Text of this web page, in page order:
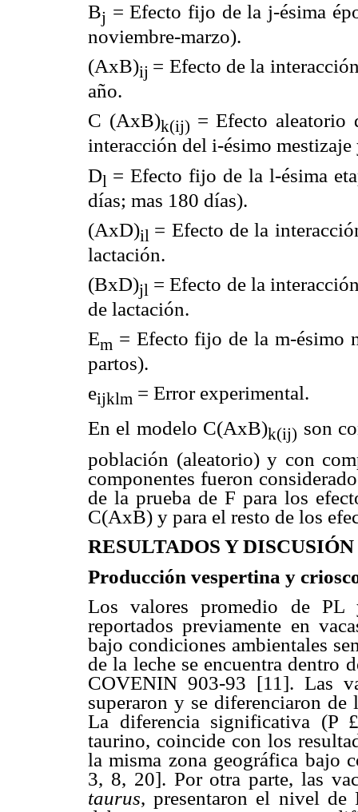
Bj =Efecto fijo de la j-ésima
noviembre-marzo).
(AxB)ij = Efecto de la
año.
C (AxB)k(ij) =Efecto aleatorio
interacción del i-ésimo
Dl =Efecto fijo de la l-ésima
días; mas 180 días).
(AxD)il = Efecto de la
lactación.
(BxD)jl =Efecto de la
de lactación.
Em = Efecto fijo de la m-ésimo
partos).
eijklm = Error experimental.
En el modelo C(AxB)k(ij) son
población (aleatorio) y con
componentes fueron
de la prueba de F para los
C(AxB) y para el resto de los
RESULTADOS Y DISCUSIÓN
Producción vespertina y
Los valores promedio de
reportados previamente en
bajo condiciones ambientales
de la leche se encuentra dentro
COVENIN 903-93 [11]. Las
superaron y se diferenciaron de
La diferencia significativa (P
taurino, coincide con los
la misma zona geográfica bajo
3, 8, 20]. Por otra parte, las
taurus, presentaron el nivel